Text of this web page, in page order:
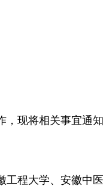
现将相关事宜通知
程大学、安徽中